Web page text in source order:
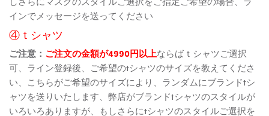
インでメッセージを送ってください
④ｔシャツ
ご注意： ご注文の金額が4990円以上ならばｔシャツご選択
可、ライン登録後、ご希望のtシャツのサイズを教えてくださ
い、こちらがご希望のサイズにより、ランダムにブランドtシ
ャツを送りいたします、弊店がブランドtシャツのスタイルが
いろいろありますが、もしさらにtシャツのスタイルご選択を